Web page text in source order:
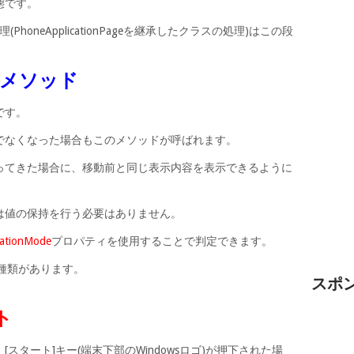
す。
(PhoneApplicationPageを継承したクラスの処理)はこの段
ソッド
。
くなった場合もこのメソッドが呼ばれます。
きた場合に、移動前と同じ表示内容を表示できるように
の保持を行う必要はありません。
プロパティを使用することで判定できます。
があります。
スタート]キー(端末下部のWindowsロゴ)が押下された場
スポ